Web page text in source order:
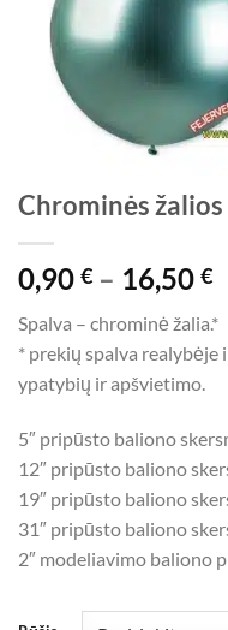
Chrominės
0,90 € – 16,50 €
Spalva – chrominė žalia.*
* prekių spalva
ypatybių ir apšvietimo.
5″ pripūsto baliono
12″ pripūsto baliono
19″ pripūsto baliono
31″ pripūsto baliono
2″ modeliavimo baliono